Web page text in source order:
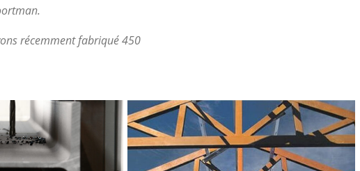
récemment fabriqué 450